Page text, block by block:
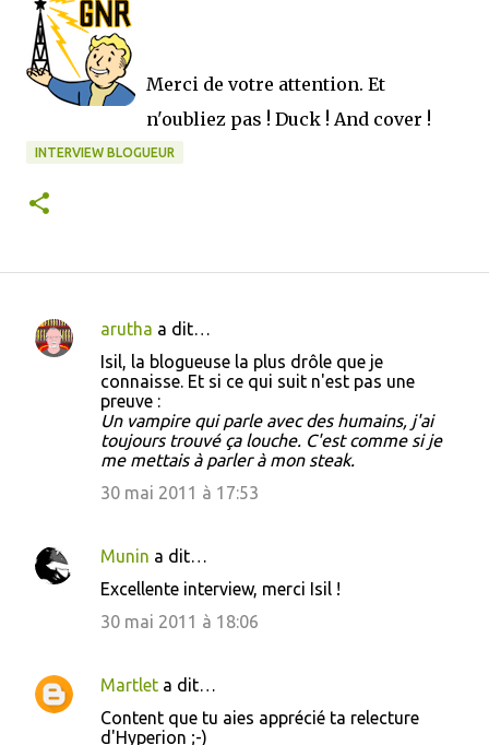
Merci de votre attention. Et
n'oubliez pas ! Duck ! And cover !
INTERVIEW BLOGUEUR
C
a
s
arutha a dit…
Isil, la blogueuse la plus drôle que je
connaisse. Et si ce qui suit n'est pas une
preuve :
Un vampire qui parle avec des humains, j'ai
toujours trouvé ça louche. C'est comme si je
me mettais à parler à mon steak.
30 mai 2011 à 17:53
Munin a dit…
Excellente interview, merci Isil !
30 mai 2011 à 18:06
Martlet a dit…
Content que tu aies apprécié ta relecture
d'Hyperion ;-)